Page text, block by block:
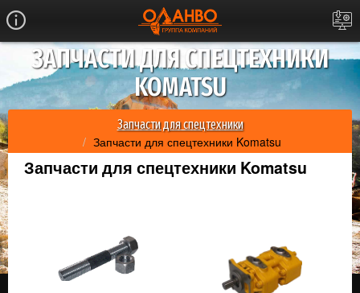
ЗАПЧАСТИ ДЛЯ СПЕЦТЕХНИКИ
KOMATSU
Запчасти для спецтехники
Запчасти для спецтехники Komatsu
Запчасти для спецтехники Komatsu